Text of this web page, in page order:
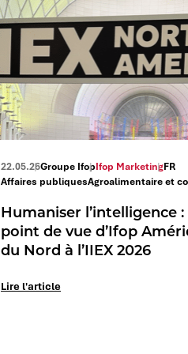
22.05.26Groupe IfopIfop MarketingFR
Affaires publiquesAgroalimentaire et consommation
Humaniser l’intelligence :
point de vue d’Ifop
du Nord à l’IIEX 2026
Lire l'article